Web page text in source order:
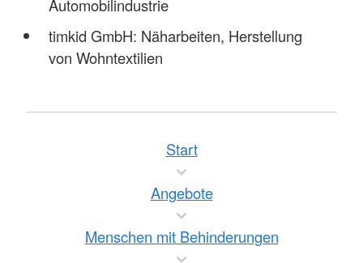
Automobilindustrie
timkid GmbH: Näharbeiten, Herstellung
von Wohntextilien
Start
Angebote
Menschen mit Behinderungen